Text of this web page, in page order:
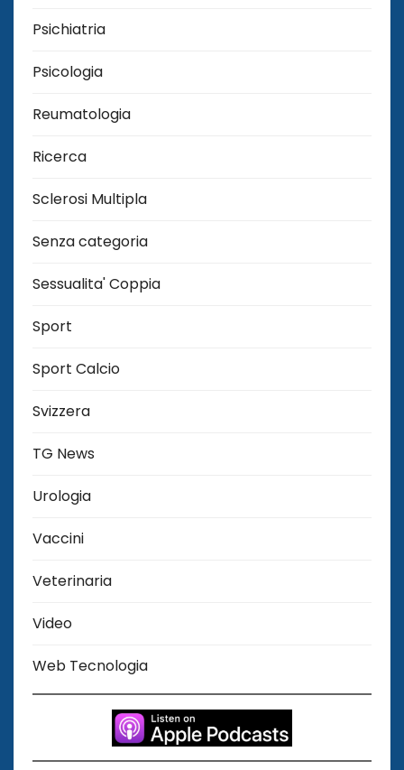
Psichiatria
Psicologia
Reumatologia
Ricerca
Sclerosi Multipla
Senza categoria
Sessualita' Coppia
Sport
Sport Calcio
Svizzera
TG News
Urologia
Vaccini
Veterinaria
Video
Web Tecnologia